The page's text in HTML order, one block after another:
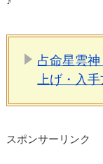
占命星雲
上げ・入
スポンサーリンク